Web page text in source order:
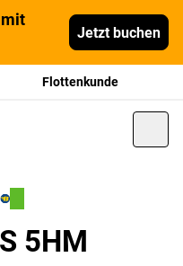
Jetzt buchen
Flottenkunde
5HM